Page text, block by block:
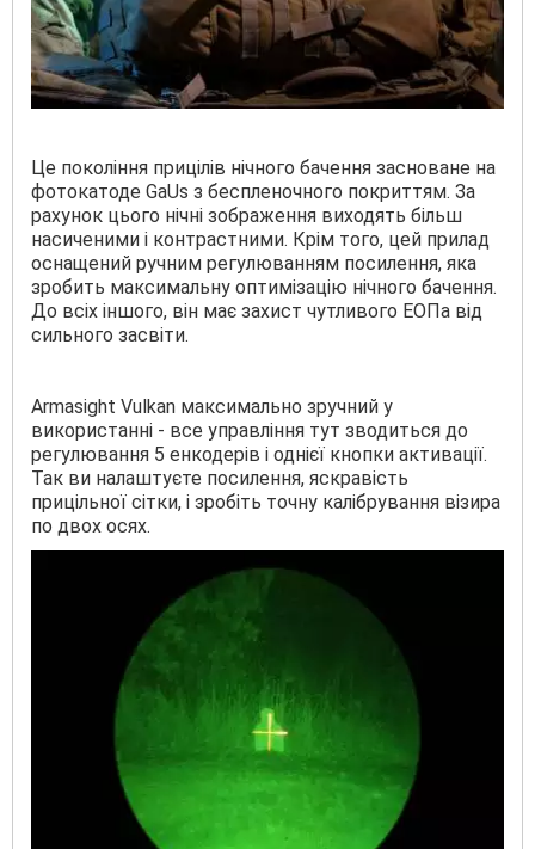
Це покоління прицілів нічного бачення засноване на
фотокатоде GaUs з беспленочного покриттям. За
рахунок цього нічні зображення виходять більш
насиченими і контрастними. Крім того, цей прилад
оснащений ручним регулюванням посилення, яка
зробить максимальну оптимізацію нічного бачення.
До всіх іншого, він має захист чутливого ЕОПа від
сильного засвіти.
Armasight Vulkan максимально зручний у
використанні - все управління тут зводиться до
регулювання 5 енкодерів і однієї кнопки активації.
Так ви налаштуєте посилення, яскравість
прицільної сітки, і зробіть точну калібрування візира
по двох осях.